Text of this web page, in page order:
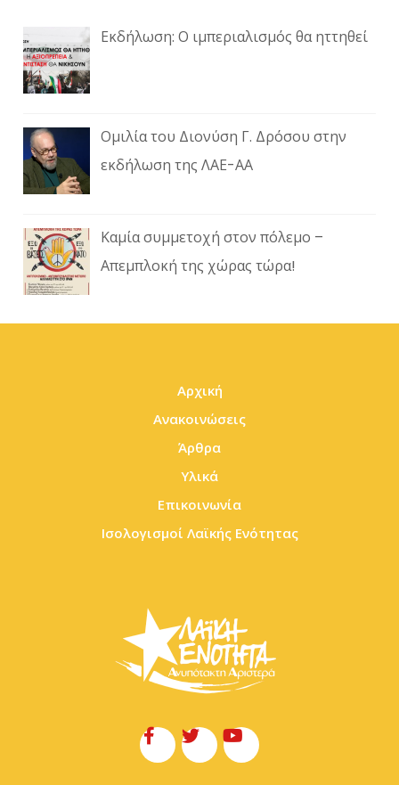
Εκδήλωση: Ο ιμπεριαλισμός θα ηττηθεί
Ομιλία του Διονύση Γ. Δρόσου στην
εκδήλωση της ΛΑΕ-ΑΑ
Καμία συμμετοχή στον πόλεμο –
Απεμπλοκή της χώρας τώρα!
Αρχική
Ανακοινώσεις
Άρθρα
Υλικά
Επικοινωνία
Ισολογισμοί Λαϊκής Ενότητας